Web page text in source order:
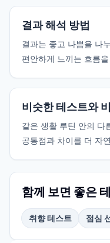
결과 해석 방법
결과는 좋고 나쁨을 나
편안하게 느끼는 흐름
비슷한 테스트와
같은 생활 루틴 안의 다
공통점과 차이를 더 자
함께 보면 좋은
취향 테스트 점심